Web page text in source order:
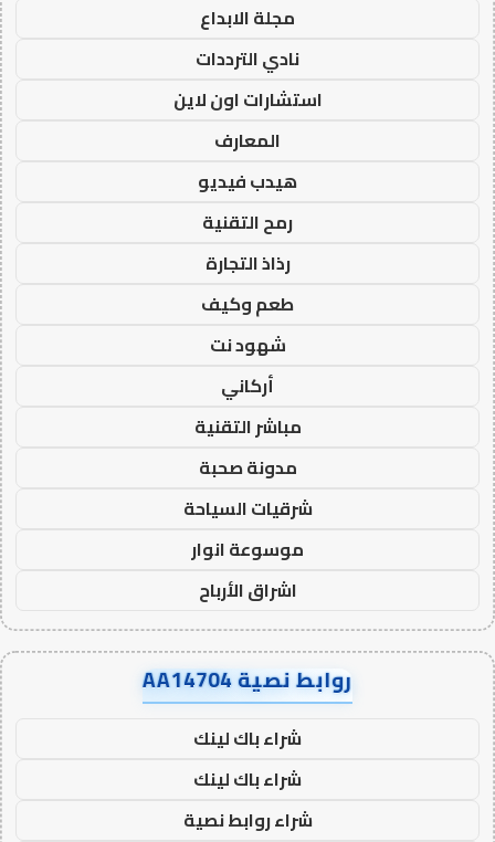
مجلة الابداع
نادي الترددات
استشارات اون لاين
المعارف
هيدب فيديو
رمح التقنية
رذاذ التجارة
طعم وكيف
شهود نت
أركاني
مباشر التقنية
مدونة صحبة
شرقيات السياحة
موسوعة انوار
اشراق الأرباح
روابط نصية AA14704
شراء باك لينك
شراء باك لينك
شراء روابط نصية